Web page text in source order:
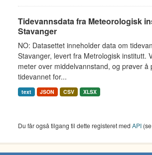
Tidevannsdata fra Meteorologisk
Stavanger
NO: Datasettet inneholder data om
Stavanger, levert fra Metrologisk institutt.
meter over middelvannstand, og prøver å
tidevannet for...
text JSON CSV XLSX
Du får også tilgang til dette registeret med API (se